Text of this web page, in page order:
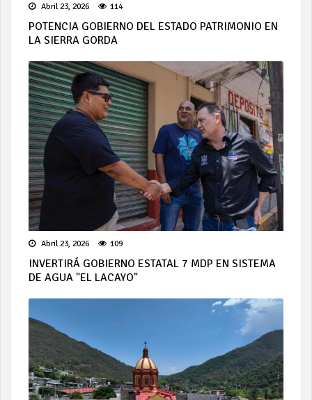
Abril 23, 2026 114
POTENCIA GOBIERNO DEL ESTADO PATRIMONIO EN
LA SIERRA GORDA
Abril 23, 2026 109
INVERTIRÁ GOBIERNO ESTATAL 7 MDP EN SISTEMA
DE AGUA "EL LACAYO"